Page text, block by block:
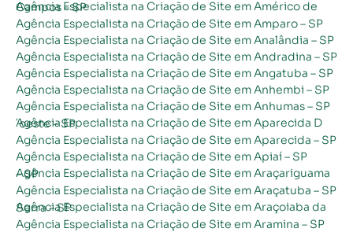
Agência Especialista na Criação de Site em Américo de Campos – SP
Agência Especialista na Criação de Site em Amparo – SP
Agência Especialista na Criação de Site em Analândia – SP
Agência Especialista na Criação de Site em Andradina – SP
Agência Especialista na Criação de Site em Angatuba – SP
Agência Especialista na Criação de Site em Anhembi – SP
Agência Especialista na Criação de Site em Anhumas – SP
Agência Especialista na Criação de Site em Aparecida D´oeste – SP
Agência Especialista na Criação de Site em Aparecida – SP
Agência Especialista na Criação de Site em Apiaí – SP
Agência Especialista na Criação de Site em Araçariguama – SP
Agência Especialista na Criação de Site em Araçatuba – SP
Agência Especialista na Criação de Site em Araçoiaba da Serra – SP
Agência Especialista na Criação de Site em Aramina – SP